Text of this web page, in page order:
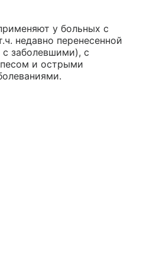
у больных с
недавно перенесенной
с заболевшими), с
и острыми